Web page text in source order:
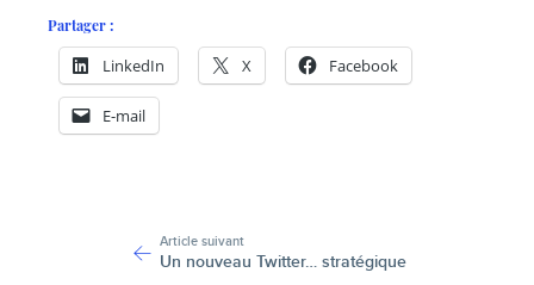
Partager :
LinkedIn X Facebook
E-mail
Article suivant
Un nouveau Twitter… stratégique